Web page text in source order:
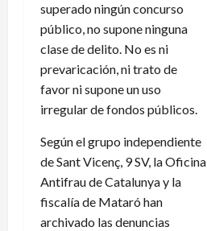
superado ningún concurso
público, no supone ninguna
clase de delito. No es ni
prevaricación, ni trato de
favor ni supone un uso
irregular de fondos públicos.
Según el grupo independiente
de Sant Vicenç, 9 SV, la Oficina
Antifrau de Catalunya y la
fiscalía de Mataró han
archivado las denuncias